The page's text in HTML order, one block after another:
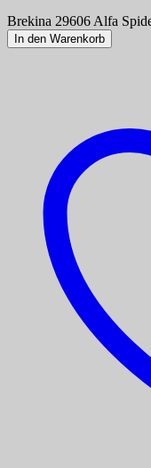
Brekina 29606 Alfa
In den Warenkorb